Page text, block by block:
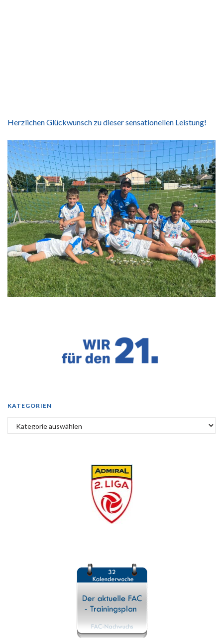
Herzlichen Glückwunsch zu dieser sensationellen Leistung!
KATEGORIEN
Kategorien